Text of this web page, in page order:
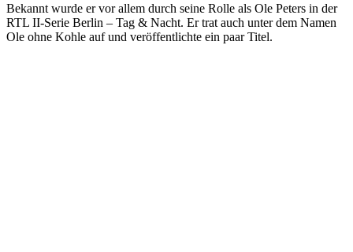
Bekannt wurde er vor allem durch seine Rolle als Ole Peters in der
RTL II-Serie Berlin – Tag & Nacht. Er trat auch unter dem Namen
Ole ohne Kohle auf und veröffentlichte ein paar Titel.